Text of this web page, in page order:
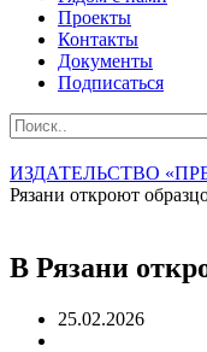
Проекты
Контакты
Документы
Подписаться
ИЗДАТЕЛЬСТВО
Рязани откроют
В Рязани
25.02.2026